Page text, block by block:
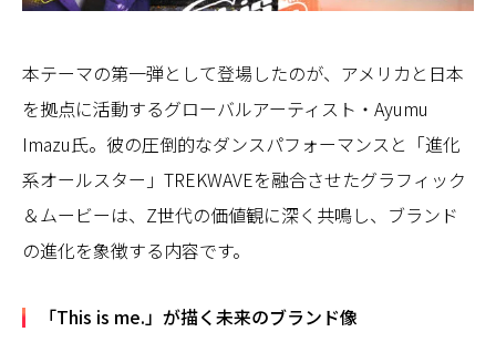
本テーマの第一弾として登場したのが、アメリカと日本
を拠点に活動するグローバルアーティスト・Ayumu
Imazu氏。彼の圧倒的なダンスパフォーマンスと「進化
系オールスター」TREKWAVEを融合させたグラフィック
＆ムービーは、Z世代の価値観に深く共鳴し、ブランド
の進化を象徴する内容です。
「This is me.」が描く未来のブランド像